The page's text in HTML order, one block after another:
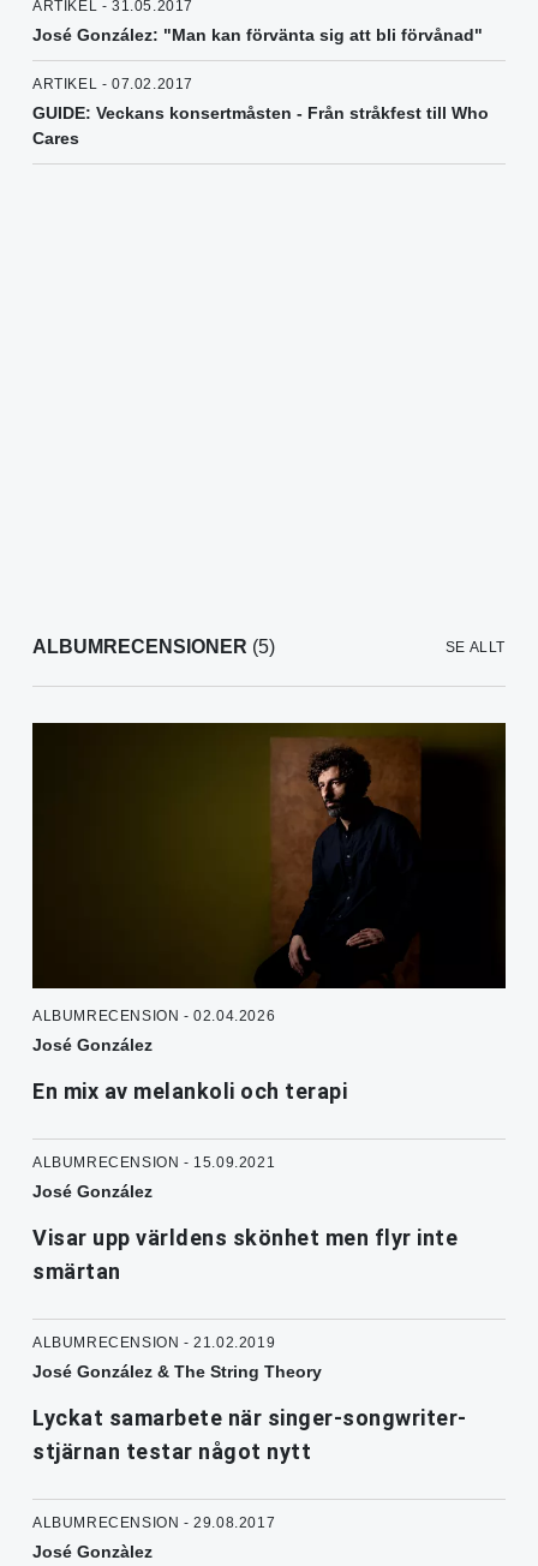
ARTIKEL - 31.05.2017
José González: "Man kan förvänta sig att bli förvånad"
ARTIKEL - 07.02.2017
GUIDE: Veckans konsertmåsten - Från stråkfest till Who
Cares
ALBUMRECENSIONER (5) SE ALLT
ALBUMRECENSION - 02.04.2026
José González
En mix av melankoli och terapi
ALBUMRECENSION - 15.09.2021
José González
Visar upp världens skönhet men flyr inte
smärtan
ALBUMRECENSION - 21.02.2019
José González & The String Theory
Lyckat samarbete när singer-songwriter-
stjärnan testar något nytt
ALBUMRECENSION - 29.08.2017
José Gonzàlez